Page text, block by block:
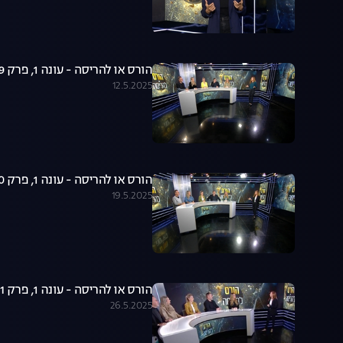
הורס או להריסה - עונה 1, פרק 9 המלא
12.5.2025
הורס או להריסה - עונה 1, פרק 10 המלא
19.5.2025
הורס או להריסה - עונה 1, פרק 11 המלא
26.5.2025